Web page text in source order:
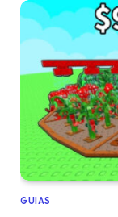
GUIAS